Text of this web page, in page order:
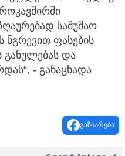
სამუშაო
ფასების
განულებას და
- განაცხადა
გაზიარება